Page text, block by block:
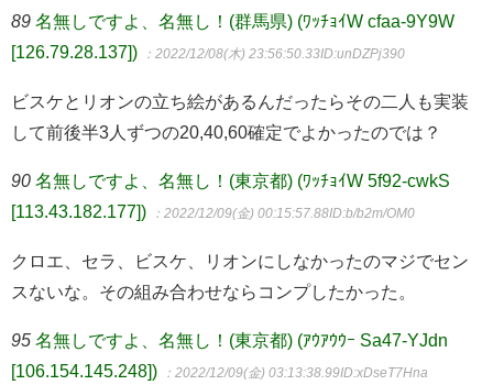
89 名無しですよ、名無し！(群馬県) (ﾜｯﾁｮｲW cfaa-9Y9W
[126.79.28.137])
：2022/12/08(木) 23:56:50.33ID:unDZPj390
ビスケとリオンの立ち絵があるんだったらその二人も実装
して前後半3人ずつの20,40,60確定でよかったのでは？
90 名無しですよ、名無し！(東京都) (ﾜｯﾁｮｲW 5f92-cwkS
[113.43.182.177])
：2022/12/09(金) 00:15:57.88ID:b/b2m/OM0
クロエ、セラ、ビスケ、リオンにしなかったのマジでセン
スないな。その組み合わせならコンプしたかった。
95 名無しですよ、名無し！(東京都) (ｱｳｱｳｳｰ Sa47-YJdn
[106.154.145.248])
：2022/12/09(金) 03:13:38.99ID:xDseT7Hna